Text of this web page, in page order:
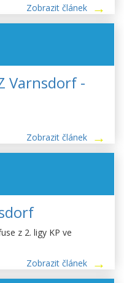
Zobrazit článek
Varnsdorf -
Zobrazit článek
z 2. ligy KP ve
Zobrazit článek